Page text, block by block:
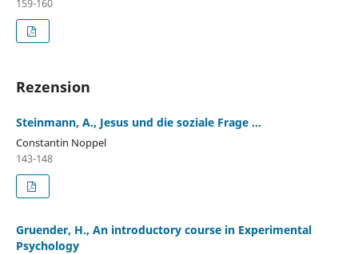
159-160
Rezension
Steinmann, A., Jesus und die soziale Frage ...
Constantin Noppel
143-148
Gruender, H., An introductory course in Experimental
Psychology